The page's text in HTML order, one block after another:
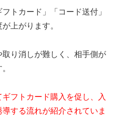
トカード」「コード送付」
上がります。
り消しが難しく、相手側が
フトカード購入を促し、入
する流れが紹介されていま